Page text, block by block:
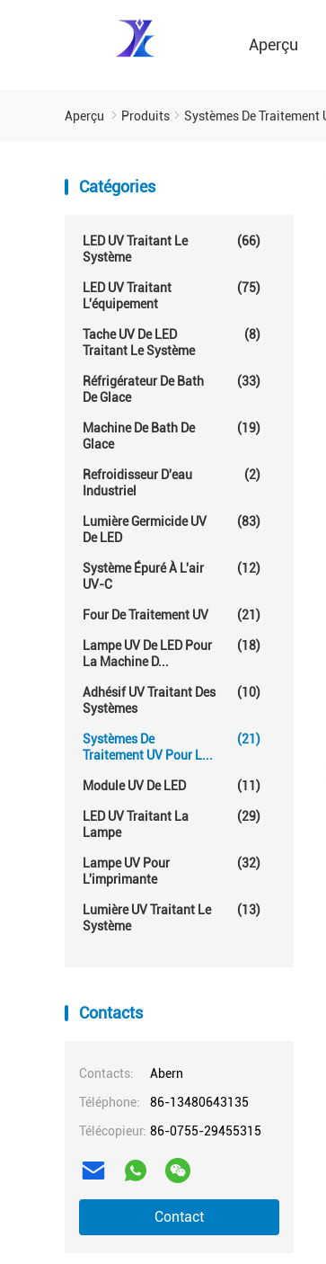
Aperçu
Aperçu Produits Systèmes De Traitement
Catégories
LED UV Traitant Le
Système
(66)
LED UV Traitant
L'équipement
(75)
Tache UV De LED
Traitant Le Système
(8)
Réfrigérateur De Bath
De Glace
(33)
Machine De Bath De
Glace
(19)
Refroidisseur D'eau
Industriel
(2)
Lumière Germicide UV
De LED
(83)
Système Épuré À L'air
UV-C
(12)
Four De Traitement UV (21)
Lampe UV De LED Pour
La Machine D...
(18)
Adhésif UV Traitant Des
Systèmes
(10)
Systèmes De
Traitement UV Pour L...
(21)
Module UV De LED (11)
LED UV Traitant La
Lampe
(29)
Lampe UV Pour
L'imprimante
(32)
Lumière UV Traitant Le
Système
(13)
Contacts
Contacts:
Abern
Téléphone:
86-13480643135
Télécopieur: 86-0755-29455315
Contact